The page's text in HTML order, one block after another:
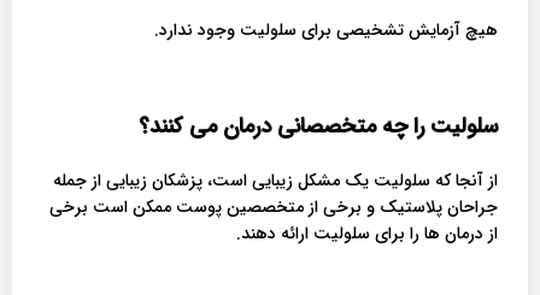
هیچ آزمایش تشخیصی برای سلولیت وجود ندارد.
سلولیت را چه متخصصانی درمان می کنند؟
از آنجا که سلولیت یک مشکل زیبایی است، پزشکان زیبایی از جمله
جراحان پلاستیک و برخی از متخصصین پوست ممکن است برخی
از درمان ها را برای سلولیت ارائه دهند.